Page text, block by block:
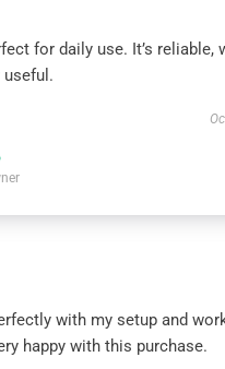
for daily use. It’s reliable,
useful.
with my setup and
happy with this purchase.